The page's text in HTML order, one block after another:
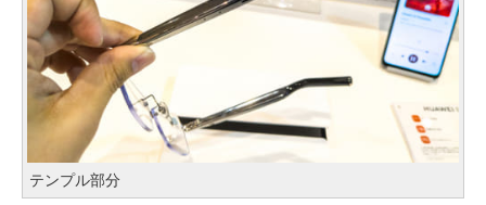
テンプル部分